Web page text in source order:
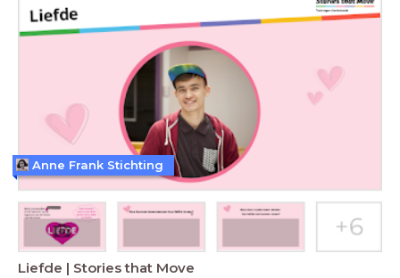
Liefde | Stories that Move
Anne Frank Stichting